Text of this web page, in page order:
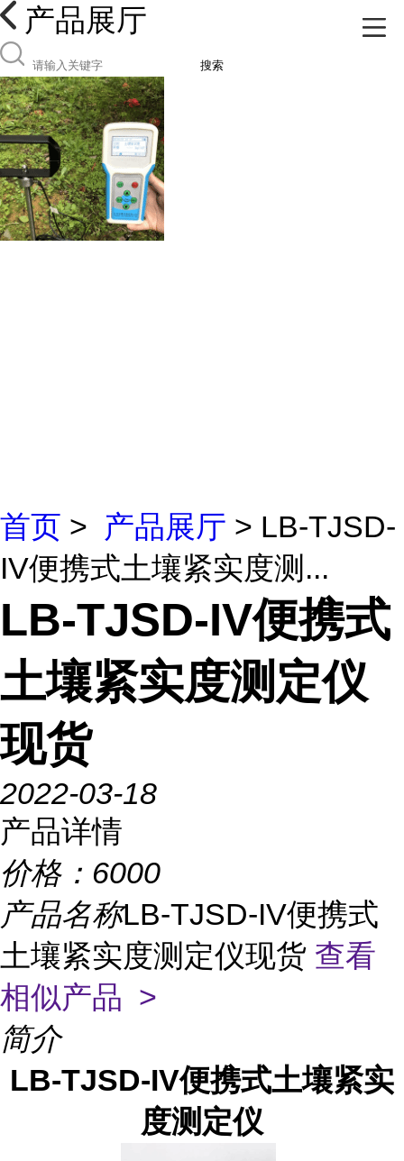
产品展厅
搜索
首页 > 产品展厅 > LB-TJSD-
IV便携式土壤紧实度测...
LB-TJSD-IV便携式
土壤紧实度测定仪
现货
2022-03-18
产品详情
价格： 6000
产品名称LB-TJSD-IV便携式
土壤紧实度测定仪现货 查看
相似产品 >
简介
LB-TJSD-IV便携式土壤紧实
度测定仪